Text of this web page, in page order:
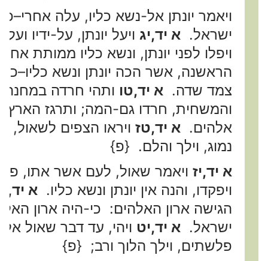
ויאמר יונתן אל-נשא כליו, עלה
ישראל.א יד,יג ויעל יונתן, על-ידיו
ויפלו לפני יונתן, ונשא כליו ממותת
הראשנה, אשר הכה יונתן ונשא
צמד שדה.א יד,טו ותהי חרדה
והמשחית, חרדו גם-המה; ותרגז
אלהים.א יד,טז ויראו הצפים לשאול,
נמוג, וילך והלם. {פ}
א יד,יז ויאמר שאול, לעם אשר אתו,
ויפקדו, והנה אין יונתן ונשא כליו.א
הגישה ארון האלהים: כי-היה ארון
ישראל.א יד,יט ויהי, עד דבר שאול
פלשתים, וילך הלוך ורב; {פ}